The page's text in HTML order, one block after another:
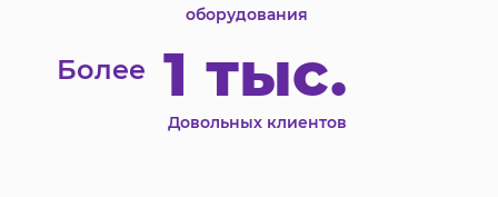
оборудования
Более 1 тыс.
Довольных клиентов